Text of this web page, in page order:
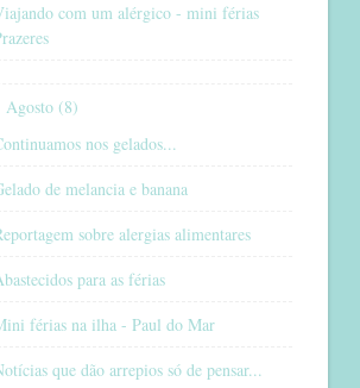
com um alérgico - mini férias
Agosto (8)
nos gelados...
de melancia e banana
sobre alergias alimentares
para as férias
férias na ilha - Paul do Mar
que dão arrepios só de pensar...